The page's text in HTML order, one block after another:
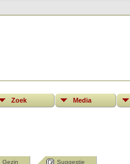
Zoek Media
Gezin Suggestie